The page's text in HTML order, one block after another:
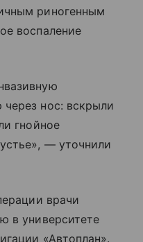
риногенным
воспаление
нос: вскрыли
гнойное
— уточнили
врачи
в университете
«Автоплан».